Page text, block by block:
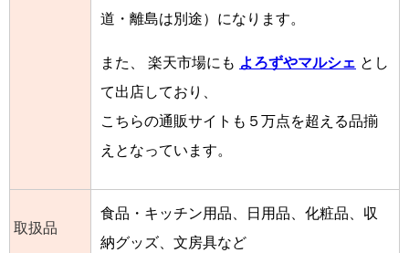
道・離島は別途）になります。
また、 楽天市場にも よろずやマルシェ とし
て出店しており、
こちらの通販サイトも５万点を超える品揃
えとなっています。
取扱品
食品・キッチン用品、日用品、化粧品、収
納グッズ、文房具など